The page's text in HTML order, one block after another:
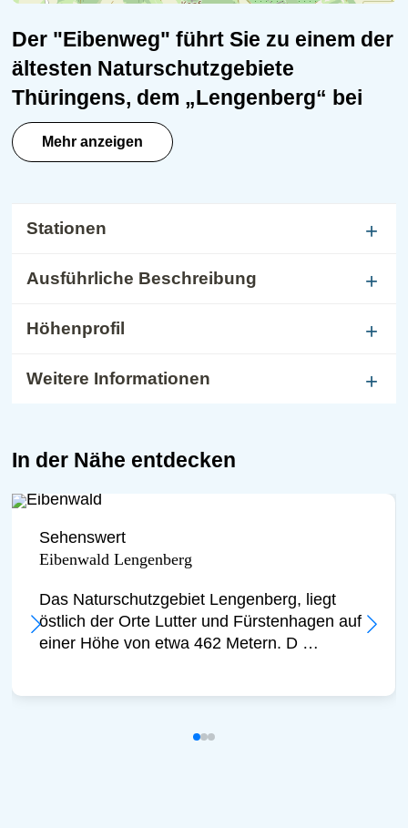
Der "Eibenweg" führt Sie zu einem der
ältesten Naturschutzgebiete
Thüringens, dem „Lengenberg“ bei
Fürstenhagen. Hier behaupten sich in
einem der größten Vorkommen
Mehr anzeigen
Stationen
Ausführliche Beschreibung
Höhenprofil
Weitere Informationen
In der Nähe entdecken
Sehenswert
Eibenwald Lengenberg
Das Naturschutzgebiet Lengenberg, liegt
östlich der Orte Lutter und Fürstenhagen auf
einer Höhe von etwa 462 Metern. D …